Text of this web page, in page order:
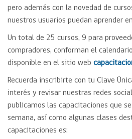
pero además con la novedad de
nuestros usuarios puedan aprender
Un total de 25 cursos, 9 para
compradores, conforman el
disponible en el sitio web
Recuerda inscribirte con tu Clave
interés y revisar nuestras redes
publicamos las capacitaciones que
semana, así como algunas clases
capacitaciones es: